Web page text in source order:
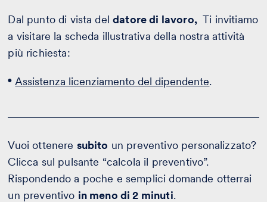
Dal punto di vista deldatore di lavoro,Ti invitiamo
a visitare la scheda illustrativa della nostra attività
più richiesta:
Assistenza licenziamento del dipendente.
Vuoi ottenere subito un preventivo personalizzato?
Clicca sul pulsante “calcola il preventivo”.
Rispondendo a poche e semplici domande otterrai
un preventivo in meno di 2 minuti.